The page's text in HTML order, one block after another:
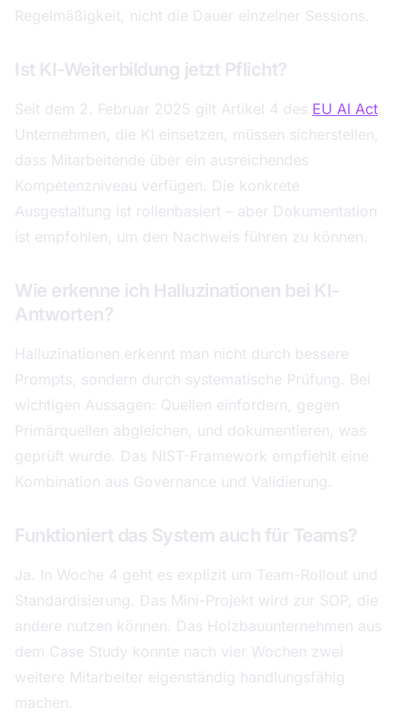
Regelmäßigkeit, nicht die Dauer einzelner Sessions.
Ist KI-Weiterbildung jetzt Pflicht?
Seit dem 2. Februar 2025 gilt Artikel 4 des EU AI Act.
Unternehmen, die KI einsetzen, müssen sicherstellen,
dass Mitarbeitende über ein ausreichendes
Kompetenzniveau verfügen. Die konkrete
Ausgestaltung ist rollenbasiert – aber Dokumentation
ist empfohlen, um den Nachweis führen zu können.
Wie erkenne ich Halluzinationen bei KI-
Antworten?
Halluzinationen erkennt man nicht durch bessere
Prompts, sondern durch systematische Prüfung. Bei
wichtigen Aussagen: Quellen einfordern, gegen
Primärquellen abgleichen, und dokumentieren, was
geprüft wurde. Das NIST-Framework empfiehlt eine
Kombination aus Governance und Validierung.
Funktioniert das System auch für Teams?
Ja. In Woche 4 geht es explizit um Team-Rollout und
Standardisierung. Das Mini-Projekt wird zur SOP, die
andere nutzen können. Das Holzbauunternehmen aus
dem Case Study konnte nach vier Wochen zwei
weitere Mitarbeiter eigenständig handlungsfähig
machen.